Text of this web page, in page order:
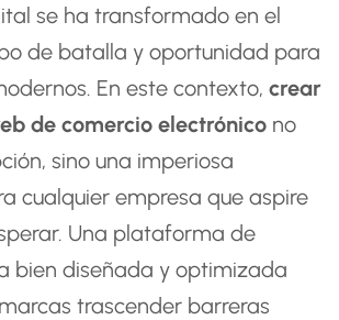
se ha transformado en el
de batalla y oportunidad para
En este contexto, crear
de comercio electrónico no
sino una imperiosa
cualquier empresa que aspire
Una plataforma de
bien diseñada y optimizada
trascender barreras